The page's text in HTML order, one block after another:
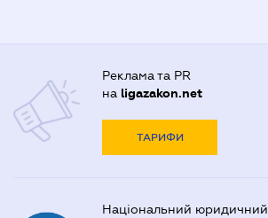
Реклама та PR
на ligazakon.net
ТАРИФИ
Національний юридичний